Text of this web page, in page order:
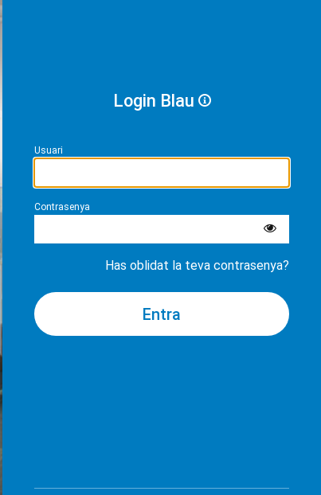
Login Blau
Usuari
Contrasenya
Has oblidat la teva contrasenya?